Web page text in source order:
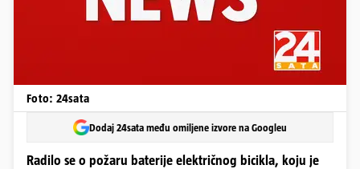
Foto: 24sata
Dodaj 24sata među omiljene izvore na Googleu
Radilo se o požaru baterije električnog bicikla, koju je